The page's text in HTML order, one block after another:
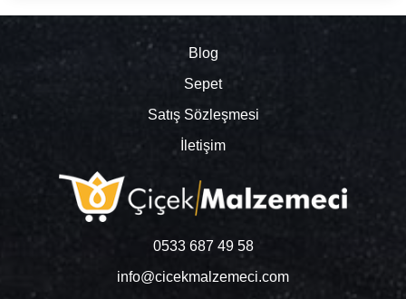
Blog
Sepet
Satış Sözleşmesi
İletişim
0533 687 49 58
info@cicekmalzemeci.com